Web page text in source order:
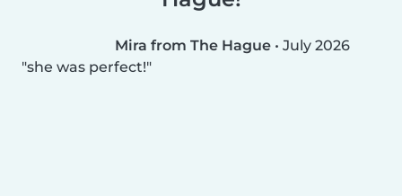
Mira from The Hague • July 2026
she was perfect!